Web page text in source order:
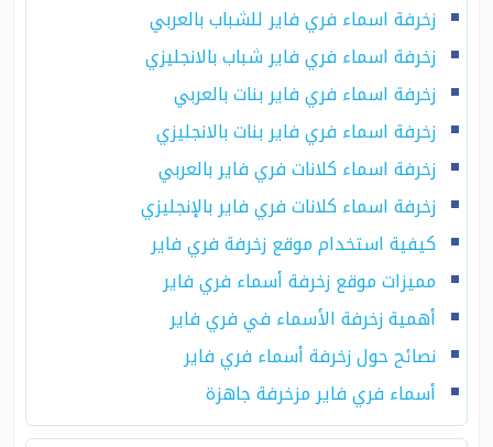
زخرفة اسماء فري فاير للشباب بالعربي
زخرفة اسماء فري فاير شباب بالانجليزي
زخرفة اسماء فري فاير بنات بالعربي
زخرفة اسماء فري فاير بنات بالانجليزي
زخرفة اسماء كلانات فري فاير بالعربي
زخرفة اسماء كلانات فري فاير بالإنجليزي
كيفية استخدام موقع زخرفة فري فاير
مميزات موقع زخرفة أسماء فري فاير
أهمية زخرفة الأسماء في فري فاير
نصائح حول زخرفة أسماء فري فاير
أسماء فري فاير مزخرفة جاهزة